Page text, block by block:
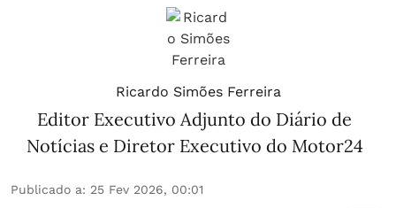
Ricardo Simões Ferreira
Editor Executivo Adjunto do Diário de
Notícias e Diretor Executivo do Motor24
Publicado a: 25 Fev 2026, 00:01